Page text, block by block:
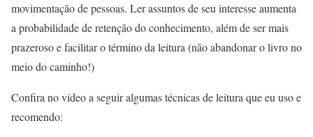
movimentação de pessoas. Ler assuntos de seu interesse aumenta
a probabilidade de retenção do conhecimento, além de ser mais
prazeroso e facilitar o término da leitura (não abandonar o livro no
meio do caminho!)
Confira no vídeo a seguir algumas técnicas de leitura que eu uso e
recomendo: